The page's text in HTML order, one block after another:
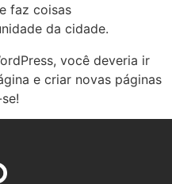
faz coisas
da cidade.
você deveria ir
e criar novas páginas